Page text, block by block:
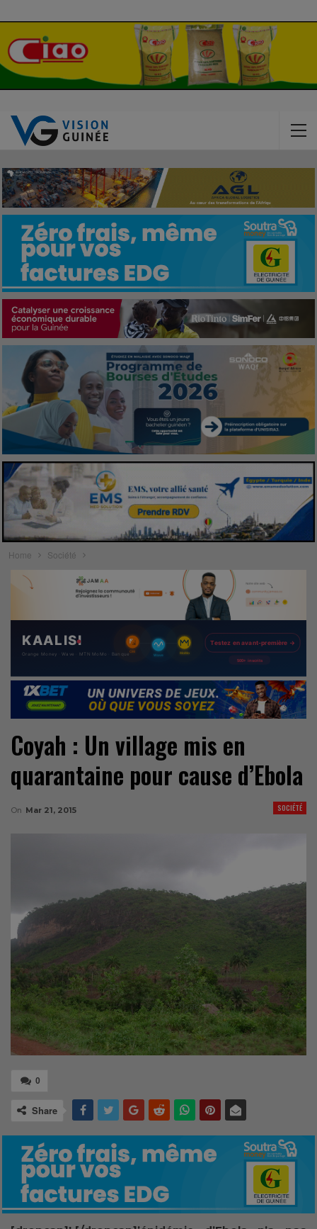
Home Société
Coyah : Un village mis en
quarantaine pour cause d’Ebola
SOCIÉTÉ
On Mar 21, 2015
0
Share